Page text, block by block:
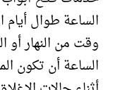
الساعة طوال
وقت من النهار أو
الساعة أن تكون